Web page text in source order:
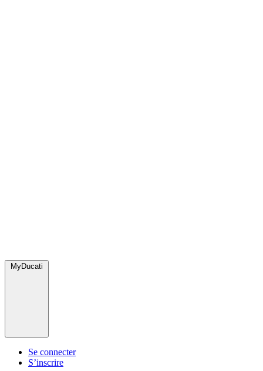
MyDucati
Se connecter
S’inscrire